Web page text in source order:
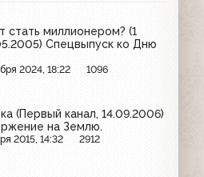
стать миллионером? (1
Спецвыпуск ко Дню
2024, 18:22 1096
(Первый канал, 14.09.2006)
на Землю.
2015, 14:32 2912